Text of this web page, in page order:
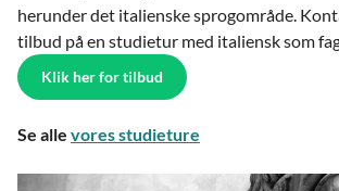
herunder det italienske sprogområde.
tilbud på en studietur med italiensk som
Klik her for tilbud
Se alle vores studieture